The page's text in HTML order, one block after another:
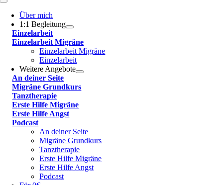
Toggle
NavigationÜber mich
1:1 Begleitung
Einzelarbeit
Einzelarbeit Migräne
Einzelarbeit Migräne
Einzelarbeit
Weitere Angebote
An deiner Seite
Migräne Grundkurs
Tanztherapie
Erste Hilfe Migräne
Erste Hilfe Angst
Podcast
An deiner Seite
Migräne Grundkurs
Tanztherapie
Erste Hilfe Migräne
Erste Hilfe Angst
Podcast